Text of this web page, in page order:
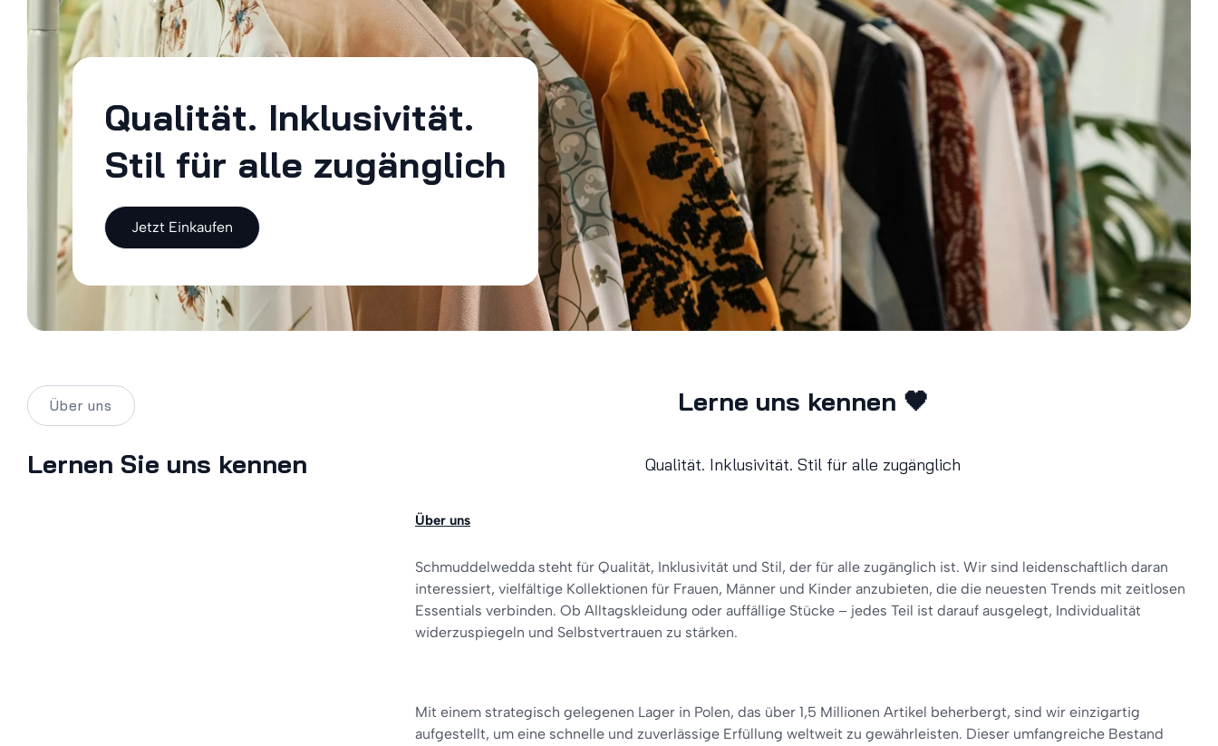
Qualität. Inklusivität.
Stil für alle zugänglich
Jetzt Einkaufen
Über uns
Lernen Sie uns kennen
Lerne uns kennen 🖤
Qualität. Inklusivität. Stil für alle zugänglich
Über uns
Schmuddelwedda steht für Qualität, Inklusivität und Stil, der für alle zugänglich ist. Wir sind leidenschaftlich daran
interessiert, vielfältige Kollektionen für Frauen, Männer und Kinder anzubieten, die die neuesten Trends mit zeitlosen
Essentials verbinden. Ob Alltagskleidung oder auffällige Stücke – jedes Teil ist darauf ausgelegt, Individualität
widerzuspiegeln und Selbstvertrauen zu stärken.
Mit einem strategisch gelegenen Lager in Polen, das über 1,5 Millionen Artikel beherbergt, sind wir einzigartig
aufgestellt, um eine schnelle und zuverlässige Erfüllung weltweit zu gewährleisten. Dieser umfangreiche Bestand